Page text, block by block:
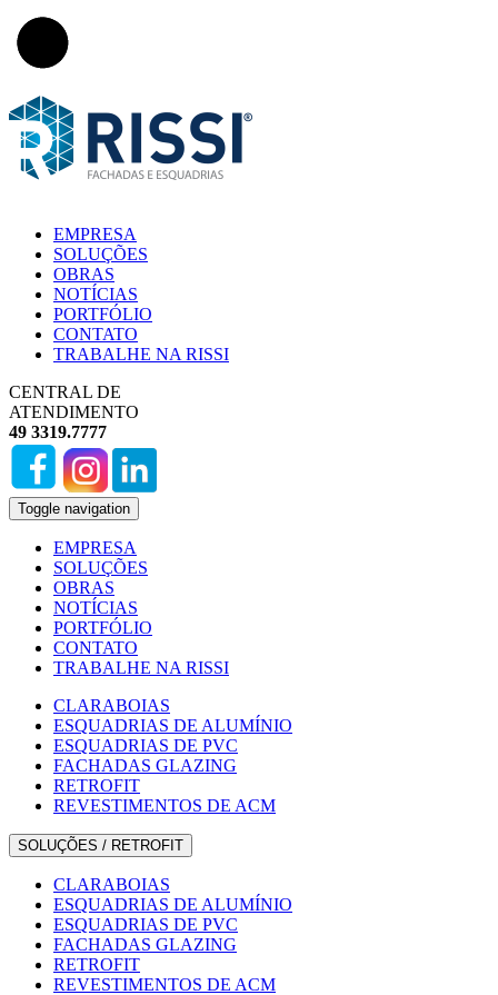
EMPRESA
SOLUÇÕES
OBRAS
NOTÍCIAS
PORTFÓLIO
CONTATO
TRABALHE NA RISSI
CENTRAL DE
ATENDIMENTO
49 3319.7777
Toggle navigation
EMPRESA
SOLUÇÕES
OBRAS
NOTÍCIAS
PORTFÓLIO
CONTATO
TRABALHE NA RISSI
CLARABOIAS
ESQUADRIAS DE ALUMÍNIO
ESQUADRIAS DE PVC
FACHADAS GLAZING
RETROFIT
REVESTIMENTOS DE ACM
SOLUÇÕES / RETROFIT
CLARABOIAS
ESQUADRIAS DE ALUMÍNIO
ESQUADRIAS DE PVC
FACHADAS GLAZING
RETROFIT
REVESTIMENTOS DE ACM